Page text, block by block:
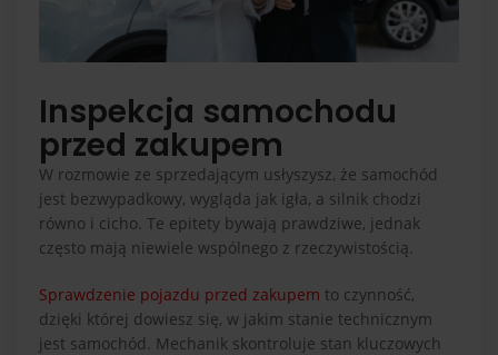
Inspekcja samochodu
przed zakupem
W rozmowie ze sprzedającym usłyszysz, że samochód
jest bezwypadkowy, wygląda jak igła, a silnik chodzi
równo i cicho. Te epitety bywają prawdziwe, jednak
często mają niewiele wspólnego z rzeczywistością.
Sprawdzenie pojazdu przed zakupem to czynność,
dzięki której dowiesz się, w jakim stanie technicznym
jest samochód. Mechanik skontroluje stan kluczowych